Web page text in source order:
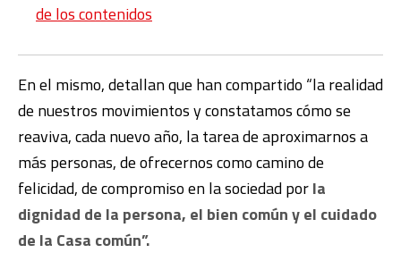
de los contenidos
En el mismo, detallan que han compartido “la realidad
de nuestros movimientos y constatamos cómo se
reaviva, cada nuevo año, la tarea de aproximarnos a
más personas, de ofrecernos como camino de
felicidad, de compromiso en la sociedad porla
dignidad de la persona, el bien común y el cuidado
de la Casa común”.